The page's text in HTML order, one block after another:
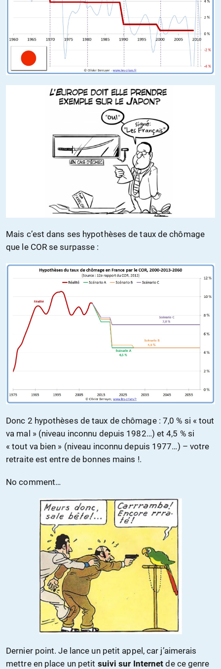
Mais c’est dans ses hypothèses de taux de chômage
que le COR se surpasse :
Donc 2 hypothèses de taux de chômage : 7,0 % si « tout
va mal » (niveau inconnu depuis 1982…) et 4,5 % si
« tout va bien » (niveau inconnu depuis 1977…) – votre
retraite est entre de bonnes mains !.
No comment…
Dernier point. Je lance un petit appel, car j’aimerais
mettre en place un petit suivi sur Internet de ce genre